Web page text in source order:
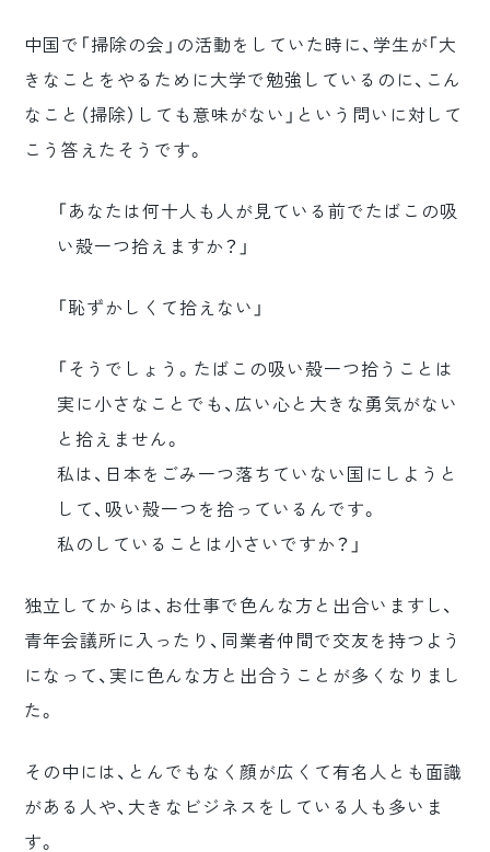
中国で「掃除の会」の活動をしていた時に、学生が「大
きなことをやるために大学で勉強しているのに、こん
なこと（掃除）しても意味がない」という問いに対して
こう答えたそうです。
「あなたは何十人も人が見ている前でたばこの吸
い殻一つ拾えますか？」
「恥ずかしくて拾えない」
「そうでしょう。たばこの吸い殻一つ拾うことは
実に小さなことでも、広い心と大きな勇気がない
と拾えません。
私は、日本をごみ一つ落ちていない国にしようと
して、吸い殻一つを拾っているんです。
私のしていることは小さいですか？」
独立してからは、お仕事で色んな方と出合いますし、
青年会議所に入ったり、同業者仲間で交友を持つよう
になって、実に色んな方と出合うことが多くなりまし
た。
その中には、とんでもなく顔が広くて有名人とも面識
がある人や、大きなビジネスをしている人も多いま
す。